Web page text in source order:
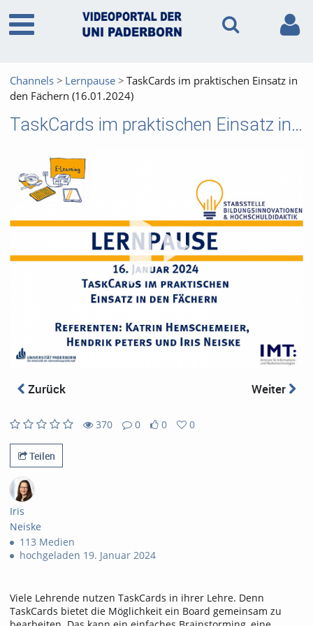
Channels Lernpause
TaskCards im praktischen Einsatz in
den Fächern (16.01.2024)
TaskCards im praktischen Einsatz in den Fächern (16.01.2024)
Zurück Weiter
370
views
0
Kommentare
0
likes
0
favoritesTeilen
Iris
Neiske
113 Medien
hochgeladen 19. Januar 2024
Viele Lehrende nutzen TaskCards in ihrer Lehre. Denn
TaskCards bietet die Möglichkeit ein Board gemeinsam zu